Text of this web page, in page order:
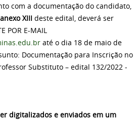
com a documentação do candidato,
anexo XIII deste edital, deverá ser
POR E-MAIL
até o dia 18 de maio de
Documentação para Inscrição no
Substituto – edital 132/2022 -
digitalizados e enviados em um